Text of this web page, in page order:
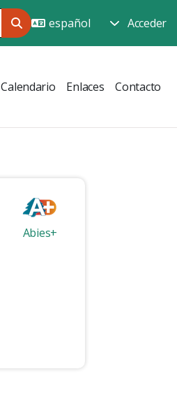
Acceder
Calendario Enlaces Contacto
Abies+